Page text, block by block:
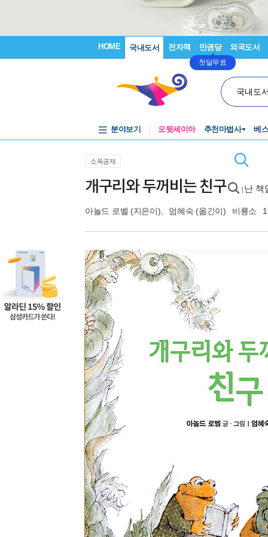
HOME 국내도서 전자책 만권당
첫달무료
외국도서
국내도
분야보기 오뒷세이아 추천마법사 베
소득공제
개구리와 두꺼비는 친구 난 책
아놀드 로벨 (지은이), 엄혜숙 (옮긴이) 비룡소